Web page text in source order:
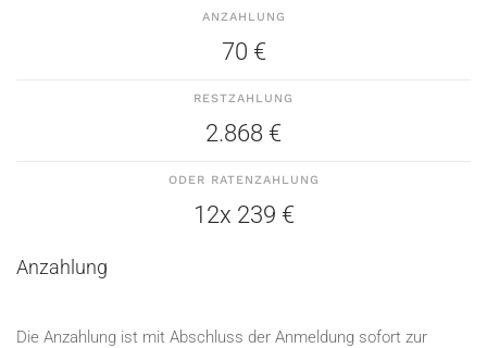
ANZAHLUNG
70 €
RESTZAHLUNG
2.868 €
ODER RATENZAHLUNG
12x 239 €
Anzahlung
Die Anzahlung ist mit Abschluss der Anmeldung sofort zur